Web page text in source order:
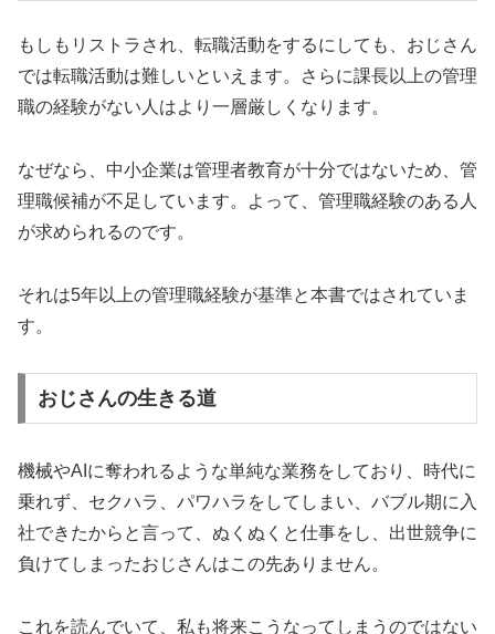
もしもリストラされ、転職活動をするにしても、おじさん
では転職活動は難しいといえます。さらに課長以上の管理
職の経験がない人はより一層厳しくなります。
なぜなら、中小企業は管理者教育が十分ではないため、管
理職候補が不足しています。よって、管理職経験のある人
が求められるのです。
それは5年以上の管理職経験が基準と本書ではされていま
す。
おじさんの生きる道
機械やAIに奪われるような単純な業務をしており、時代に
乗れず、セクハラ、パワハラをしてしまい、バブル期に入
社できたからと言って、ぬくぬくと仕事をし、出世競争に
負けてしまったおじさんはこの先ありません。
これを読んでいて、私も将来こうなってしまうのではない